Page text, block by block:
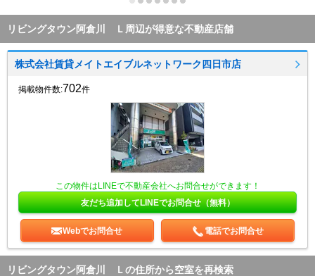
リビングタウン阿倉川 Ｌ周辺が得意な不動産店舗
株式会社賃貸メイトエイブルネットワーク四日市店
掲載物件数:702件
この物件はLINEで不動産会社へお問合せができます！
友だち追加してLINEでお問合せ（無料）
Webでお問合せ 電話でお問合せ
リビングタウン阿倉川 Ｌの住所から空室を再検索